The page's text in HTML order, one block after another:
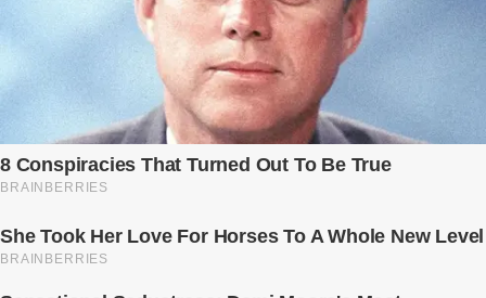
còn là người đàn ông của ngày đầu. Thành đạt, quyền lực, nhưng
cũng dối trá và lạnh lùng. Gần đây, anh hay về muộn, thậm chí có
đêm không về. Và rồi, trong một bữa cơm tối vắng lặng, Trí ném
xuống bàn ly n...